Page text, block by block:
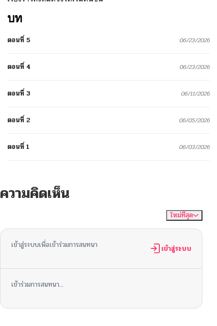
บท
ตอนที่ 5 06/23/2026
ตอนที่ 4 06/23/2026
ตอนที่ 3 06/11/2026
ตอนที่ 2 06/05/2026
ตอนที่ 1 06/03/2026
ความคิดเห็น
ใหม่ที่สุด
เข้าสู่ระบบเพื่อเข้าร่วมการสนทนา เข้าสู่ระบบ
เข้าร่วมการสนทนา...